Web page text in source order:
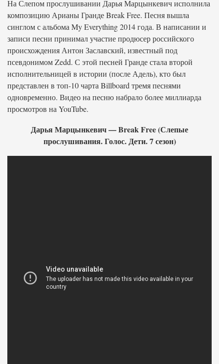
На Слепом прослушивании Дарья Марцынкевич исполнила
композицию Арианы Гранде Break Free. Песня вышла
синглом с альбома My Everything 2014 года. В написании и
записи песни принимал участие продюсер российского
происхождения Антон Заславский, известный под
псевдонимом Zedd. С этой песней Гранде стала второй
исполнительницей в истории (после Адель), кто был
представлен в топ-10 чарта Billboard тремя песнями
одновременно. Видео на песню набрало более миллиарда
просмотров на YouTube.
Дарья Марцынкевич — Break Free (Слепые
прослушивания. Голос. Дети. 7 сезон)